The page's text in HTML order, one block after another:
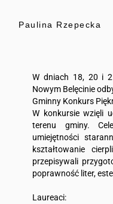
Paulina Rzepecka
W dniach 18, 20 i
Nowym Belęcinie
Gminny Konkurs
W konkursie wzięli
terenu gminy.
umiejętności
kształtowanie
przepisywali
poprawność liter,
Laureaci: